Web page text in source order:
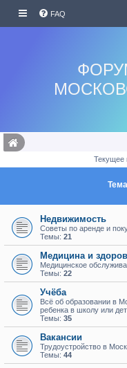
FAQ
Текущее
Недвижимость
Советы по аренде и
Темы: 21
Медицина и
Медицинское
Темы: 22
Учёба
Всё об образовании в
ребенка в школу или
Темы: 35
Вакансии
Трудоустройство в
Темы: 44